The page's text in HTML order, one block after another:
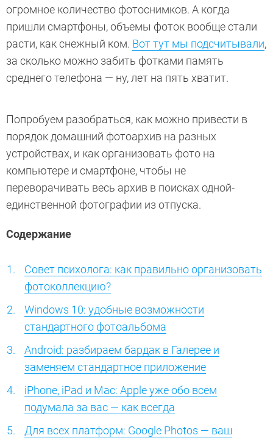
огромное количество фотоснимков. А когда
пришли смартфоны, объемы фоток вообще стали
расти, как снежный ком. Вот тут мы подсчитывали,
за сколько можно забить фотками память
среднего телефона — ну, лет на пять хватит.
Попробуем разобраться, как можно привести в
порядок домашний фотоархив на разных
устройствах, и как организовать фото на
компьютере и смартфоне, чтобы не
переворачивать весь архив в поисках одной-
единственной фотографии из отпуска.
Содержание
Совет психолога: как правильно организовать
фотоколлекцию?
Windows 10: удобные возможности
стандартного фотоальбома
Android: разбираем бардак в Галерее и
заменяем стандартное приложение
iPhone, iPad и Mac: Apple уже обо всем
подумала за вас — как всегда
Для всех платформ: Google Photos — ваш